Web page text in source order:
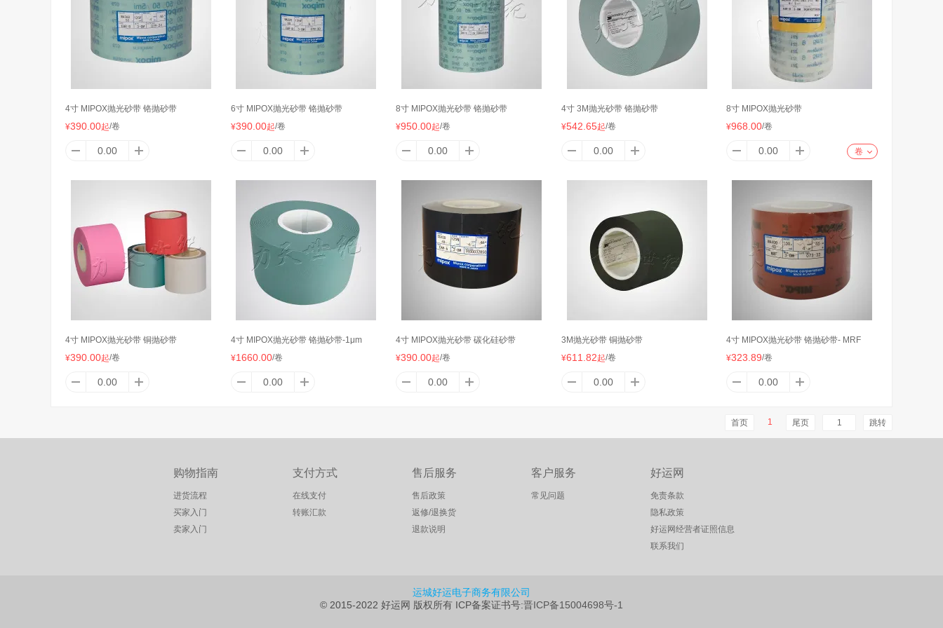
4寸 MIPOX抛光砂带 铬抛砂带
¥390.00起/卷
6寸 MIPOX抛光砂带 铬抛砂带
¥390.00起/卷
8寸 MIPOX抛光砂带 铬抛砂带
¥950.00起/卷
4寸 3M抛光砂带 铬抛砂带
¥542.65起/卷
8寸 MIPOX抛光砂带
¥968.00/卷
卷
4寸 MIPOX抛光砂带 铜抛砂带
¥390.00起/卷
4寸 MIPOX抛光砂带 铬抛砂带-1μm
¥1660.00/卷
4寸 MIPOX抛光砂带 碳化硅砂带
¥390.00起/卷
3M抛光砂带 铜抛砂带
¥611.82起/卷
4寸 MIPOX抛光砂带 铬抛砂带- MRF
¥323.89/卷
首页 1 尾页 跳转
购物指南
进货流程
买家入门
卖家入门
支付方式
在线支付
转账汇款
售后服务
售后政策
返修/退换货
退款说明
客户服务
常见问题
好运网
免责条款
隐私政策
好运网经营者证照信息
联系我们
运城好运电子商务有限公司
© 2015-2022 好运网 版权所有 ICP备案证书号:晋ICP备15004698号-1